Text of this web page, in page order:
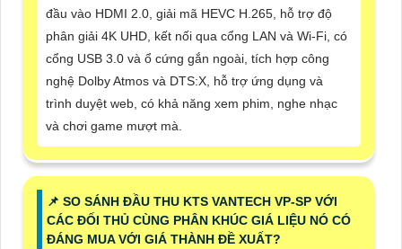
đầu vào HDMI 2.0, giải mã HEVC H.265, hỗ trợ độ
phân giải 4K UHD, kết nối qua cổng LAN và Wi-Fi, có
cổng USB 3.0 và ổ cứng gắn ngoài, tích hợp công
nghệ Dolby Atmos và DTS:X, hỗ trợ ứng dụng và
trình duyệt web, có khả năng xem phim, nghe nhạc
và chơi game mượt mà.
📌 SO SÁNH ĐẦU THU KTS VANTECH VP-SP VỚI
CÁC ĐỐI THỦ CÙNG PHÂN KHÚC GIÁ LIỆU NÓ CÓ
ĐÁNG MUA VỚI GIÁ THÀNH ĐỀ XUẤT?